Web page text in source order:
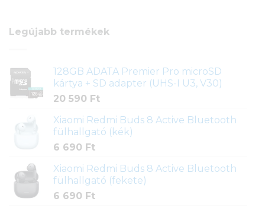
Legújabb termékek
128GB ADATA Premier Pro microSD
kártya + SD adapter (UHS-I U3, V30)
20 590 Ft
Xiaomi Redmi Buds 8 Active Bluetooth
fülhallgató (kék)
6 690 Ft
Xiaomi Redmi Buds 8 Active Bluetooth
fülhallgató (fekete)
6 690 Ft